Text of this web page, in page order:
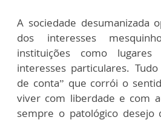
A sociedade desumanizada
dos interesses
instituições como
interesses particulares.
de conta” que corrói o
viver com liberdade e com
sempre o patológico desejo